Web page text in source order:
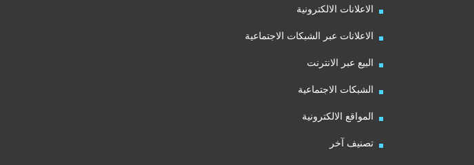
الاعلانات الالكترونية
الاعلانات عبر الشبكات الاجتماعية
البيع عبر الانترنت
الشبكات الاجتماعية
المواقع الالكترونية
تصنيف آخر